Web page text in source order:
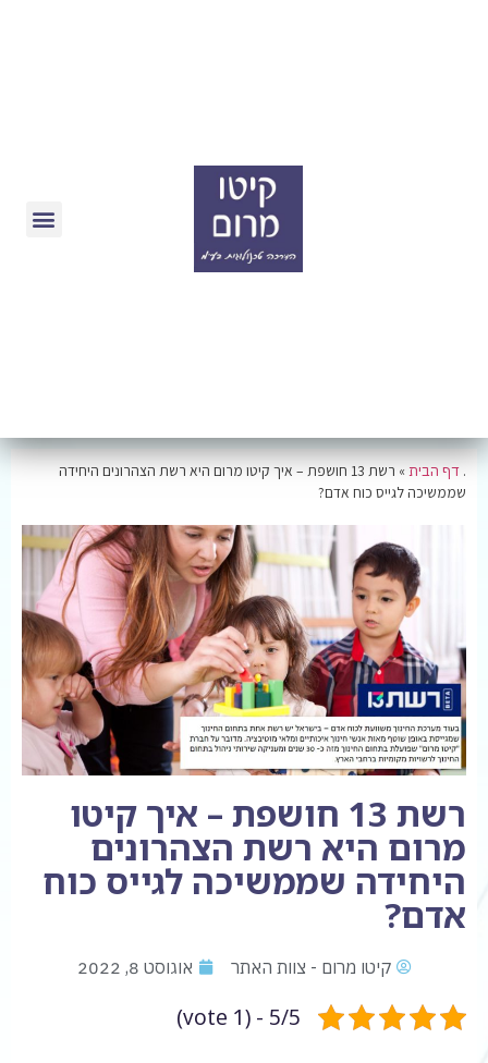
. דף הבית»
רשת 13 חושפת – איך קיטו מרום היא רשת הצהרונים היחידה
שממשיכה לגייס כוח אדם?
רשת 13 חושפת – איך קיטו
מרום היא רשת הצהרונים
היחידה שממשיכה לגייס כוח
אדם?
קיטו מרום - צוות האתר אוגוסט 8, 2022
5/5 - (1 vote)